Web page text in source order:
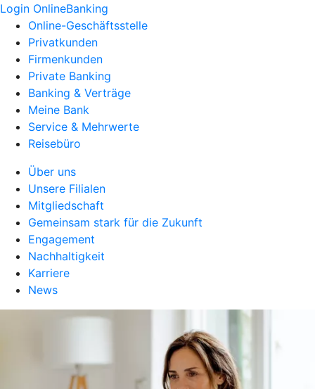
Login OnlineBanking
Online-Geschäftsstelle
Privatkunden
Firmenkunden
Private Banking
Banking & Verträge
Meine Bank
Service & Mehrwerte
Reisebüro
Über uns
Unsere Filialen
Mitgliedschaft
Gemeinsam stark für die Zukunft
Engagement
Nachhaltigkeit
Karriere
News